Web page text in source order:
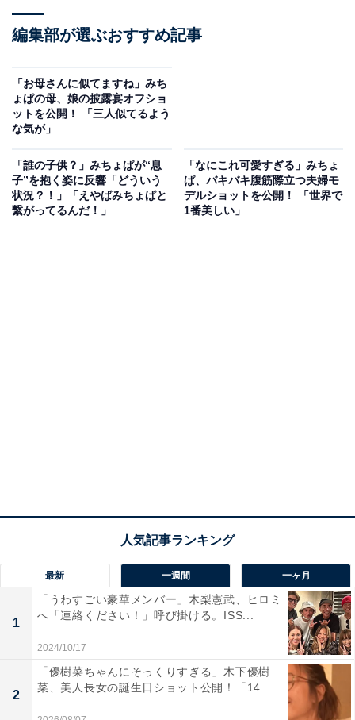
編集部が選ぶおすすめ記事
「お母さんに似てますね」みち
ょぱの母、娘の披露宴オフショ
ットを公開！ 「三人似てるよう
な気が」
「誰の子供？」みちょぱが“息
子”を抱く姿に反響「どういう
状況？！」「えやばみちょぱと
繋がってるんだ！」
「なにこれ可愛すぎる」みちょ
ぱ、バキバキ腹筋際立つ夫婦モ
デルショットを公開！ 「世界で
1番美しい」
最新 一週間 一ヶ月
1
「うわすごい豪華メンバー」木梨憲武、ヒロミ
へ「連絡ください！」呼び掛ける。ISS...
2024/10/17
2
「優樹菜ちゃんにそっくりすぎる」木下優樹
菜、美人長女の誕生日ショット公開！「14...